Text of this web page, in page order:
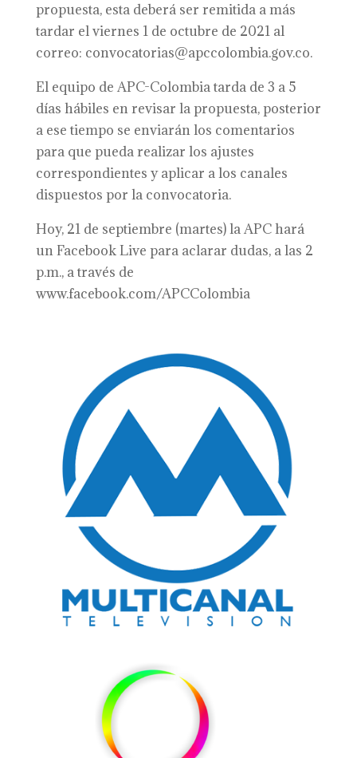
propuesta, esta deberá ser remitida a más
tardar el viernes 1 de octubre de 2021 al
correo: convocatorias@apccolombia.gov.co.
El equipo de APC-Colombia tarda de 3 a 5
días hábiles en revisar la propuesta, posterior
a ese tiempo se enviarán los comentarios
para que pueda realizar los ajustes
correspondientes y aplicar a los canales
dispuestos por la convocatoria.
Hoy, 21 de septiembre (martes) la APC hará
un Facebook Live para aclarar dudas, a las 2
p.m., a través de
www.facebook.com/APCColombia